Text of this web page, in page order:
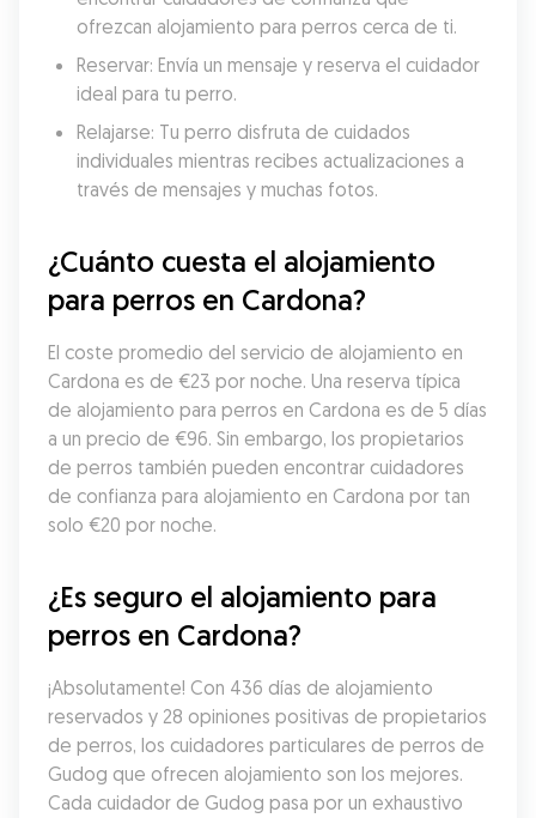
ofrezcan alojamiento para perros cerca de ti.
Reservar: Envía un mensaje y reserva el cuidador
ideal para tu perro.
Relajarse: Tu perro disfruta de cuidados
individuales mientras recibes actualizaciones a
través de mensajes y muchas fotos.
¿Cuánto cuesta el alojamiento
para perros en Cardona?
El coste promedio del servicio de alojamiento en
Cardona es de €23 por noche. Una reserva típica
de alojamiento para perros en Cardona es de 5 días
a un precio de €96. Sin embargo, los propietarios
de perros también pueden encontrar cuidadores
de confianza para alojamiento en Cardona por tan
solo €20 por noche.
¿Es seguro el alojamiento para
perros en Cardona?
¡Absolutamente! Con 436 días de alojamiento
reservados y 28 opiniones positivas de propietarios
de perros, los cuidadores particulares de perros de
Gudog que ofrecen alojamiento son los mejores.
Cada cuidador de Gudog pasa por un exhaustivo